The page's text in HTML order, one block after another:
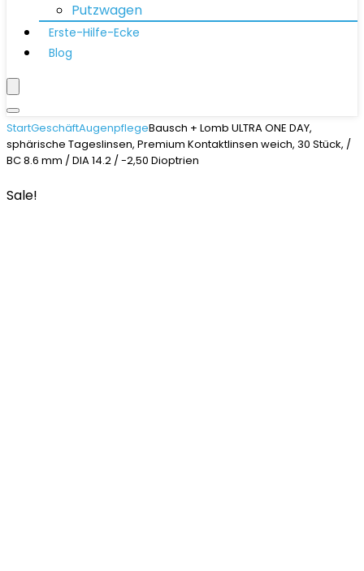
Putzwagen
Erste-Hilfe-Ecke
Blog
StartGeschäftAugenpflegeBausch + Lomb ULTRA ONE DAY,
sphärische Tageslinsen, Premium Kontaktlinsen weich, 30 Stück, /
BC 8.6 mm / DIA 14.2 / -2,50 Dioptrien
Sale!